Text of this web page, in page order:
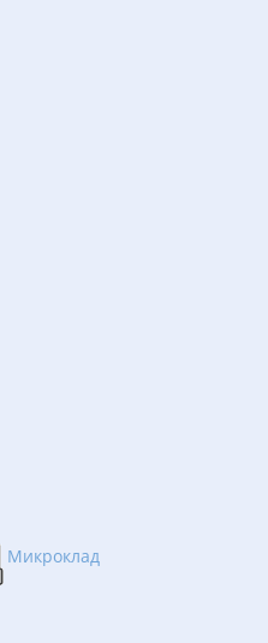
Микроклад